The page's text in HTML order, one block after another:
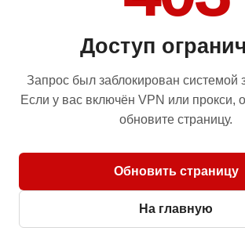
Доступ
Запрос был заблокирован системой
Если у вас включён VPN или прокси,
обновите страницу.
Обновить страницу
На главную